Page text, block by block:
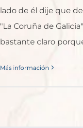
lado de él dije que
"La Coruña de
bastante claro
Más información